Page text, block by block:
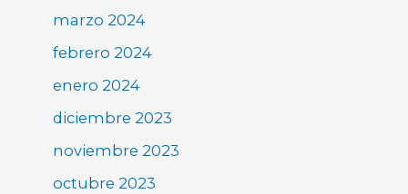
marzo 2024
febrero 2024
enero 2024
diciembre 2023
noviembre 2023
octubre 2023